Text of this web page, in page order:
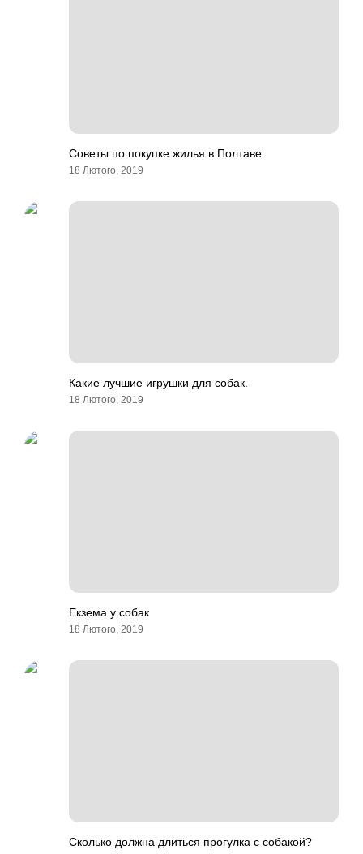
Советы по покупке жилья в Полтаве
18 Лютого, 2019
Какие лучшие игрушки для собак.
18 Лютого, 2019
Екзема у собак
18 Лютого, 2019
Сколько должна длиться прогулка с собакой?